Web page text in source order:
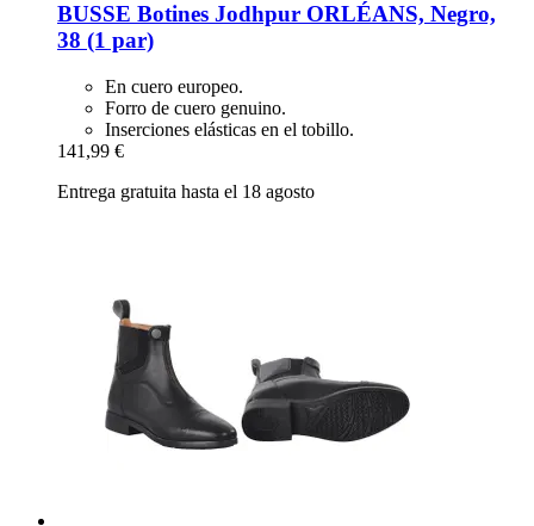
BUSSE Botines Jodhpur ORLÉANS, Negro,
38 (1 par)
En cuero europeo.
Forro de cuero genuino.
Inserciones elásticas en el tobillo.
141,99 €
Entrega gratuita hasta el 18 agosto